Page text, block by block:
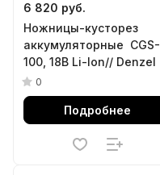
6 820 руб.
Ножницы-кусторез
аккумуляторные CGS-
100, 18В Li-Ion// Denzel
0
Подробнее